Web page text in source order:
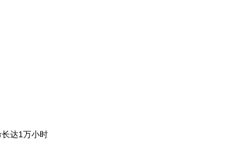
达1万小时